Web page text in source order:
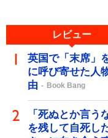
レビュー
英国で「末席」
に呼び寄せた人
由
Book Bang
「死ぬとか言
を残して自死し